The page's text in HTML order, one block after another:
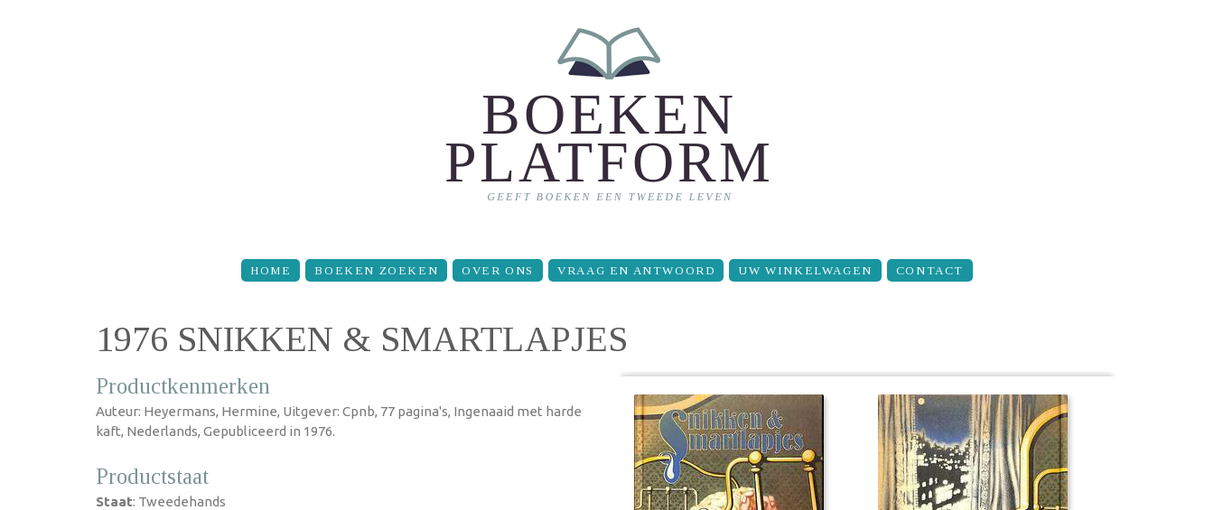
HOME BOEKEN ZOEKEN OVER ONS VRAAG EN ANTWOORD UW WINKELWAGEN CONTACT
1976 SNIKKEN & SMARTLAPJES
Productkenmerken
Auteur: Heyermans, Hermine, Uitgever: Cpnb, 77 pagina's, Ingenaaid met harde
kaft, Nederlands, Gepubliceerd in 1976.
Productstaat
Staat: Tweedehands